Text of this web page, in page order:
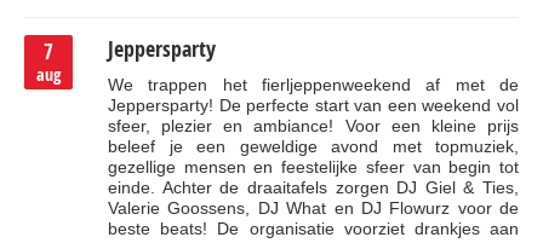
Jeppersparty
We trappen het fierljeppenweekend af met de
Jeppersparty! De perfecte start van een weekend vol
sfeer, plezier en ambiance! Voor een kleine prijs
beleef je een geweldige avond met topmuziek,
gezellige mensen en feestelijke sfeer van begin tot
einde. Achter de draaitafels zorgen DJ Giel & Ties,
Valerie Goossens, DJ What en DJ Flowurz voor de
beste beats! De organisatie voorziet drankjes aan
7
aug